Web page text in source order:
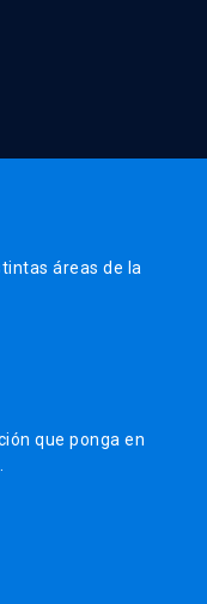
áreas de la
que ponga en